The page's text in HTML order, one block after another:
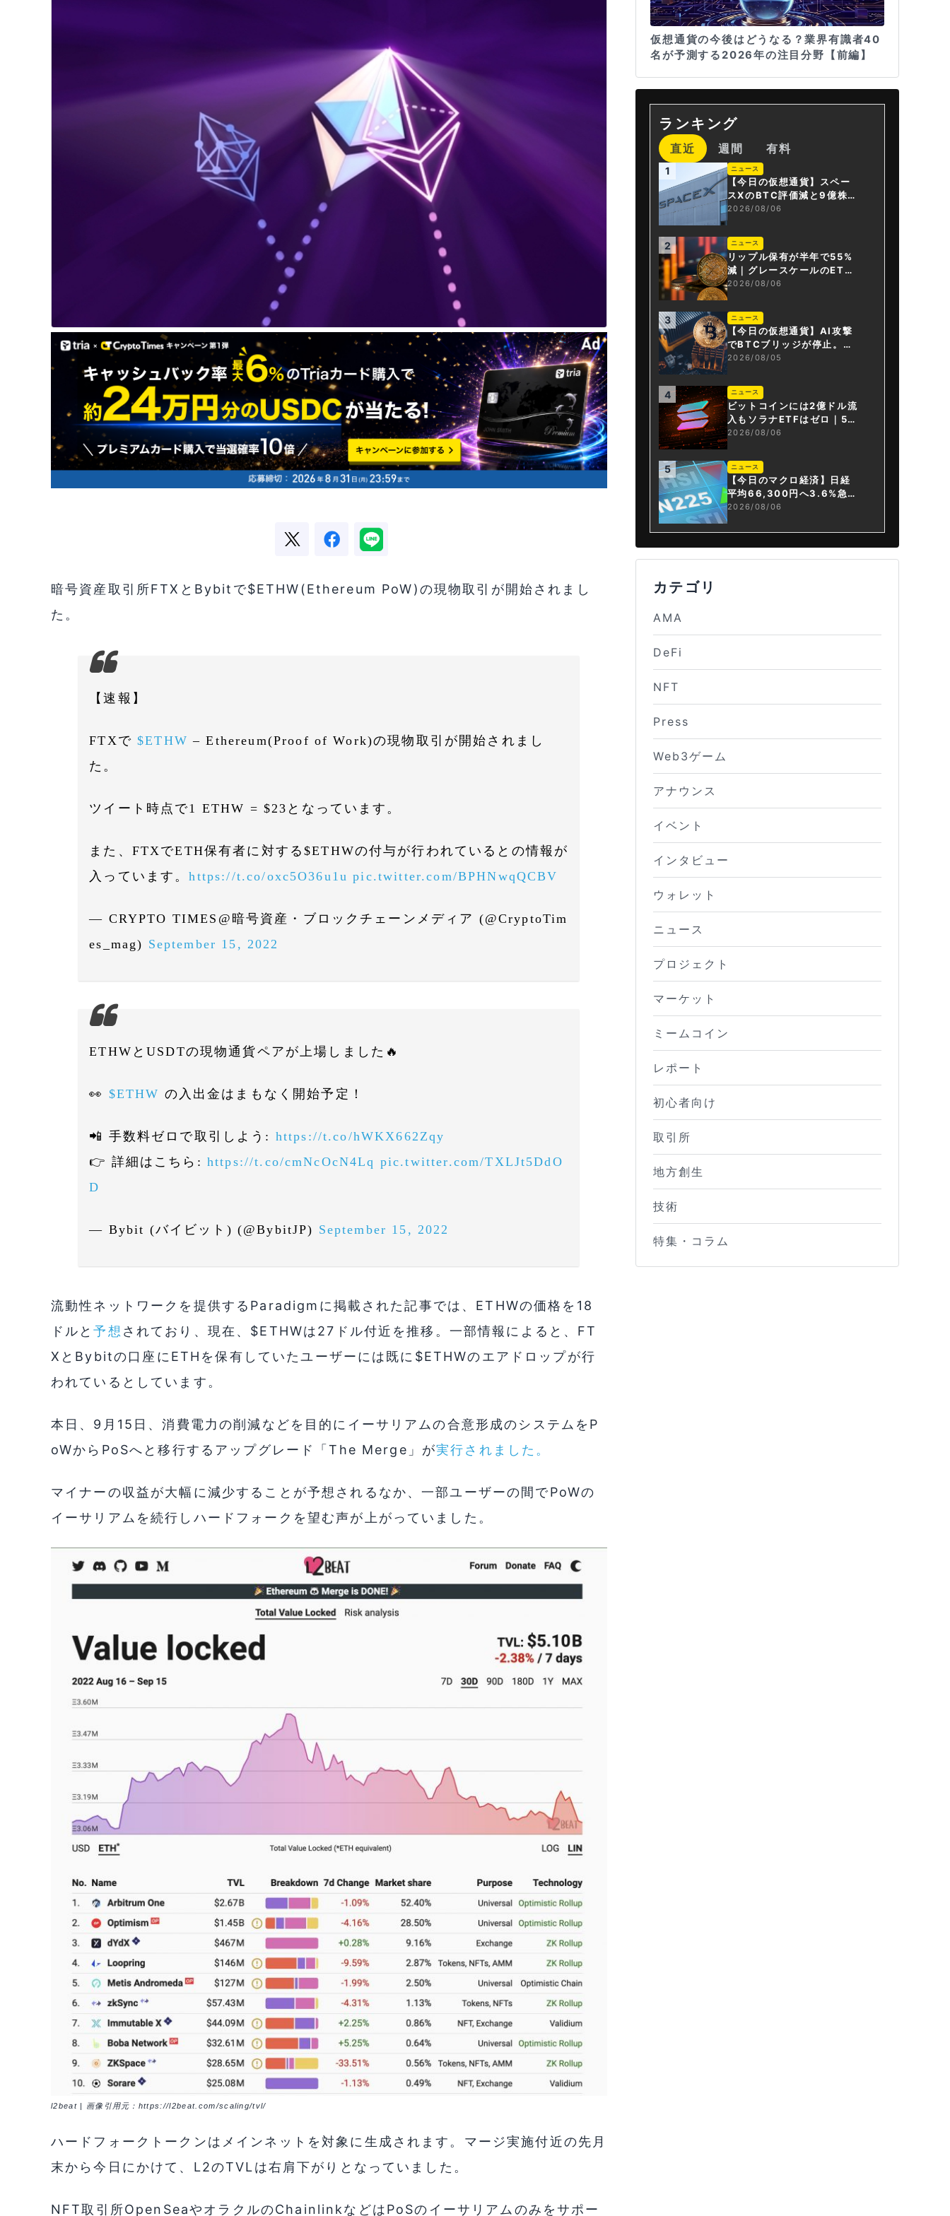
暗号資産取引所FTXとBybitで$ETHW(Ethereum PoW)の現物取引が開始されまし
た。
【速報】
FTXで$ETHW – Ethereum(Proof of Work)の現物取引が開始されまし
た。
ツイート時点で1 ETHW = $23となっています。
また、FTXでETH保有者に対する$ETHWの付与が行われているとの情報が
入っています。https://t.co/oxc5O36u1u pic.twitter.com/BPHNwqQCBV
— CRYPTO TIMES@暗号資産・ブロックチェーンメディア (@CryptoTim
es_mag) September 15, 2022
ETHWとUSDTの現物通貨ペアが上場しました🔥
👀 $ETHW の入出金はまもなく開始予定！
📲 手数料ゼロで取引しよう: https://t.co/hWKX662Zqy
👉 詳細はこちら: https://t.co/cmNcOcN4Lq pic.twitter.com/TXLJt5DdO
D
— Bybit (バイビット) (@BybitJP) September 15, 2022
流動性ネットワークを提供するParadigmに掲載された記事では、ETHWの価格を18
ドルと予想 されており、現在、$ETHWは27ドル付近を推移。一部情報によると、FT
XとBybitの口座にETHを保有していたユーザーには既に$ETHWのエアドロップが行
われているとしています。
本日、9月15日、消費電力の削減などを目的にイーサリアムの合意形成のシステムをP
oWからPoSへと移行するアップグレード「The Merge」が実行されました。
マイナーの収益が大幅に減少することが予想されるなか、一部ユーザーの間でPoWの
イーサリアムを続行しハードフォークを望む声が上がっていました。
l2beat | 画像引用元：https://l2beat.com/scaling/tvl/
ハードフォークトークンはメインネットを対象に生成されます。マージ実施付近の先月
末から今日にかけて、L2のTVLは右肩下がりとなっていました。
NFT取引所OpenSeaやオラクルのChainlinkなどはPoSのイーサリアムのみをサポー
仮想通貨の今後はどうなる？業界有識者40
名が予測する2026年の注目分野【前編】
ランキング
直近 週間 有料
1 ニュース
【今日の仮想通貨】スペー
スXのBTC評価減と9億株の
解禁。208億円相当のBTC
が盗難
2026/08/06
2 ニュース
リップル保有が半年で55%
減｜グレースケールのET
F、純資産1.6億ドル減
2026/08/06
3 ニュース
【今日の仮想通貨】AI攻撃
でBTCブリッジが停止。金
融庁が「暗号資産・ステー
2026/08/05
4 ニュース
ビットコインには2億ドル流
入もソラナETFはゼロ｜5営
業日連続で停止
2026/08/06
5 ニュース
【今日のマクロ経済】日経
平均66,300円へ3.6%急騰
もAI投資回収懸念が再燃
2026/08/06
カテゴリ
AMA
DeFi
NFT
Press
Web3ゲーム
アナウンス
イベント
インタビュー
ウォレット
ニュース
プロジェクト
マーケット
ミームコイン
レポート
初心者向け
取引所
地方創生
技術
特集・コラム